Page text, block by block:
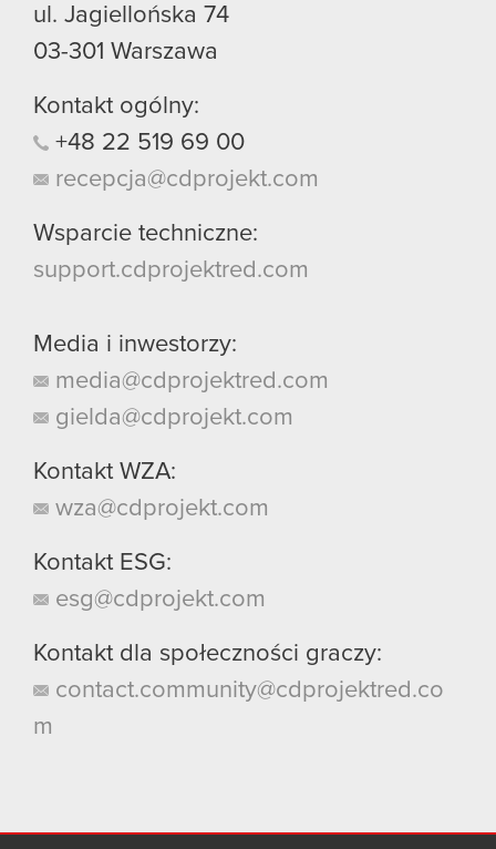
ul. Jagiellońska 74
03-301 Warszawa
Kontakt ogólny:
+48 22 519 69 00
recepcja@cdprojekt.com
Wsparcie techniczne:
support.cdprojektred.com
Media i inwestorzy:
media@cdprojektred.com
gielda@cdprojekt.com
Kontakt WZA:
wza@cdprojekt.com
Kontakt ESG:
esg@cdprojekt.com
Kontakt dla społeczności graczy:
contact.community@cdprojektred.co
m